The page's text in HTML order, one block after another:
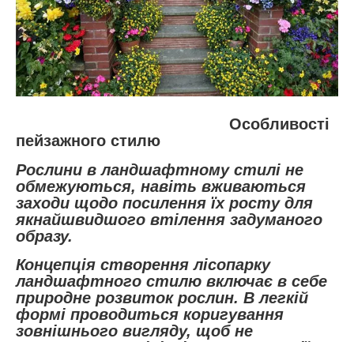
Особливості
пейзажного стилю
Рослини в ландшафтному стилі не
обмежуються, навіть вживаються
заходи щодо посилення їх росту для
якнайшвидшого втілення задуманого
образу.
Концепція створення лісопарку
ландшафтного стилю включає в себе
природне розвиток рослин. В легкій
формі проводиться коригування
зовнішнього вигляду, щоб не